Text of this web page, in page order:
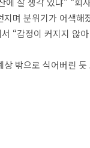
지며 분위기가 어색해
“감정이 커지지 않
상 밖으로 식어버린 듯